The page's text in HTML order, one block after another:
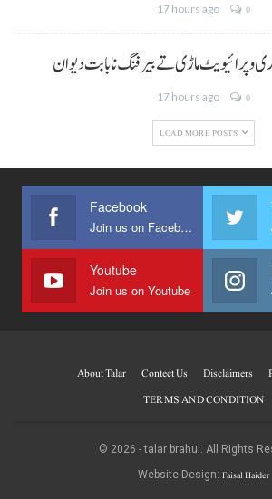
17 hours ago 0
17 hours ago 0
LOAD MORE POSTS
Facebook
Join us on Facebook
Youtube
Join us on Youtube
About Talar Contect Us Disclaimers
TERMS AND CONDITION
© 2026 - talar brahui. All Rights
Website Design: Faisal Haider